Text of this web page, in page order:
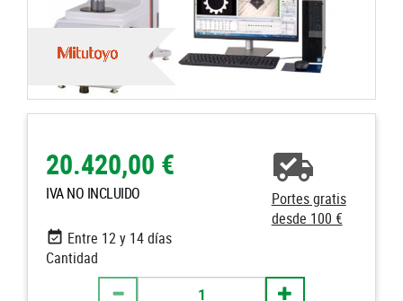
20.420,00 €
IVA NO INCLUIDO
Portes gratis
desde 100 €
Entre 12 y 14 días
Cantidad